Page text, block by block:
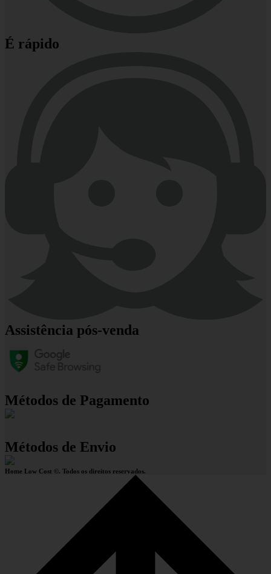
É rápido
Assistência pós-venda
Métodos de Pagamento
Métodos de Envio
Home Low Cost ©. Todos os direitos reservados.